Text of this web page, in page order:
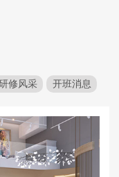
修风采 开班消息